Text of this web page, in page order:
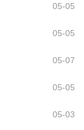
05-05
05-05
05-07
05-05
05-03